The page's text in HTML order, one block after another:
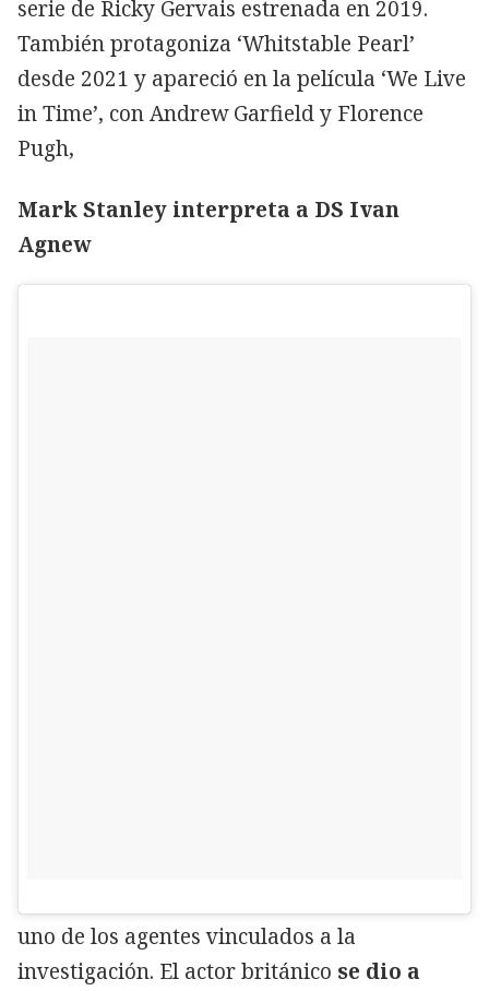
serie de Ricky Gervais estrenada en 2019.
También protagoniza ‘Whitstable Pearl’
desde 2021 y apareció en la película ‘We Live
in Time’, con Andrew Garfield y Florence
Pugh,
Mark Stanley interpreta a DS Ivan
Agnew
uno de los agentes vinculados a la
investigación. El actor británico se dio a